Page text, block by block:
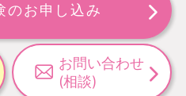
のお申し込み
お問い合わせ
(相談)